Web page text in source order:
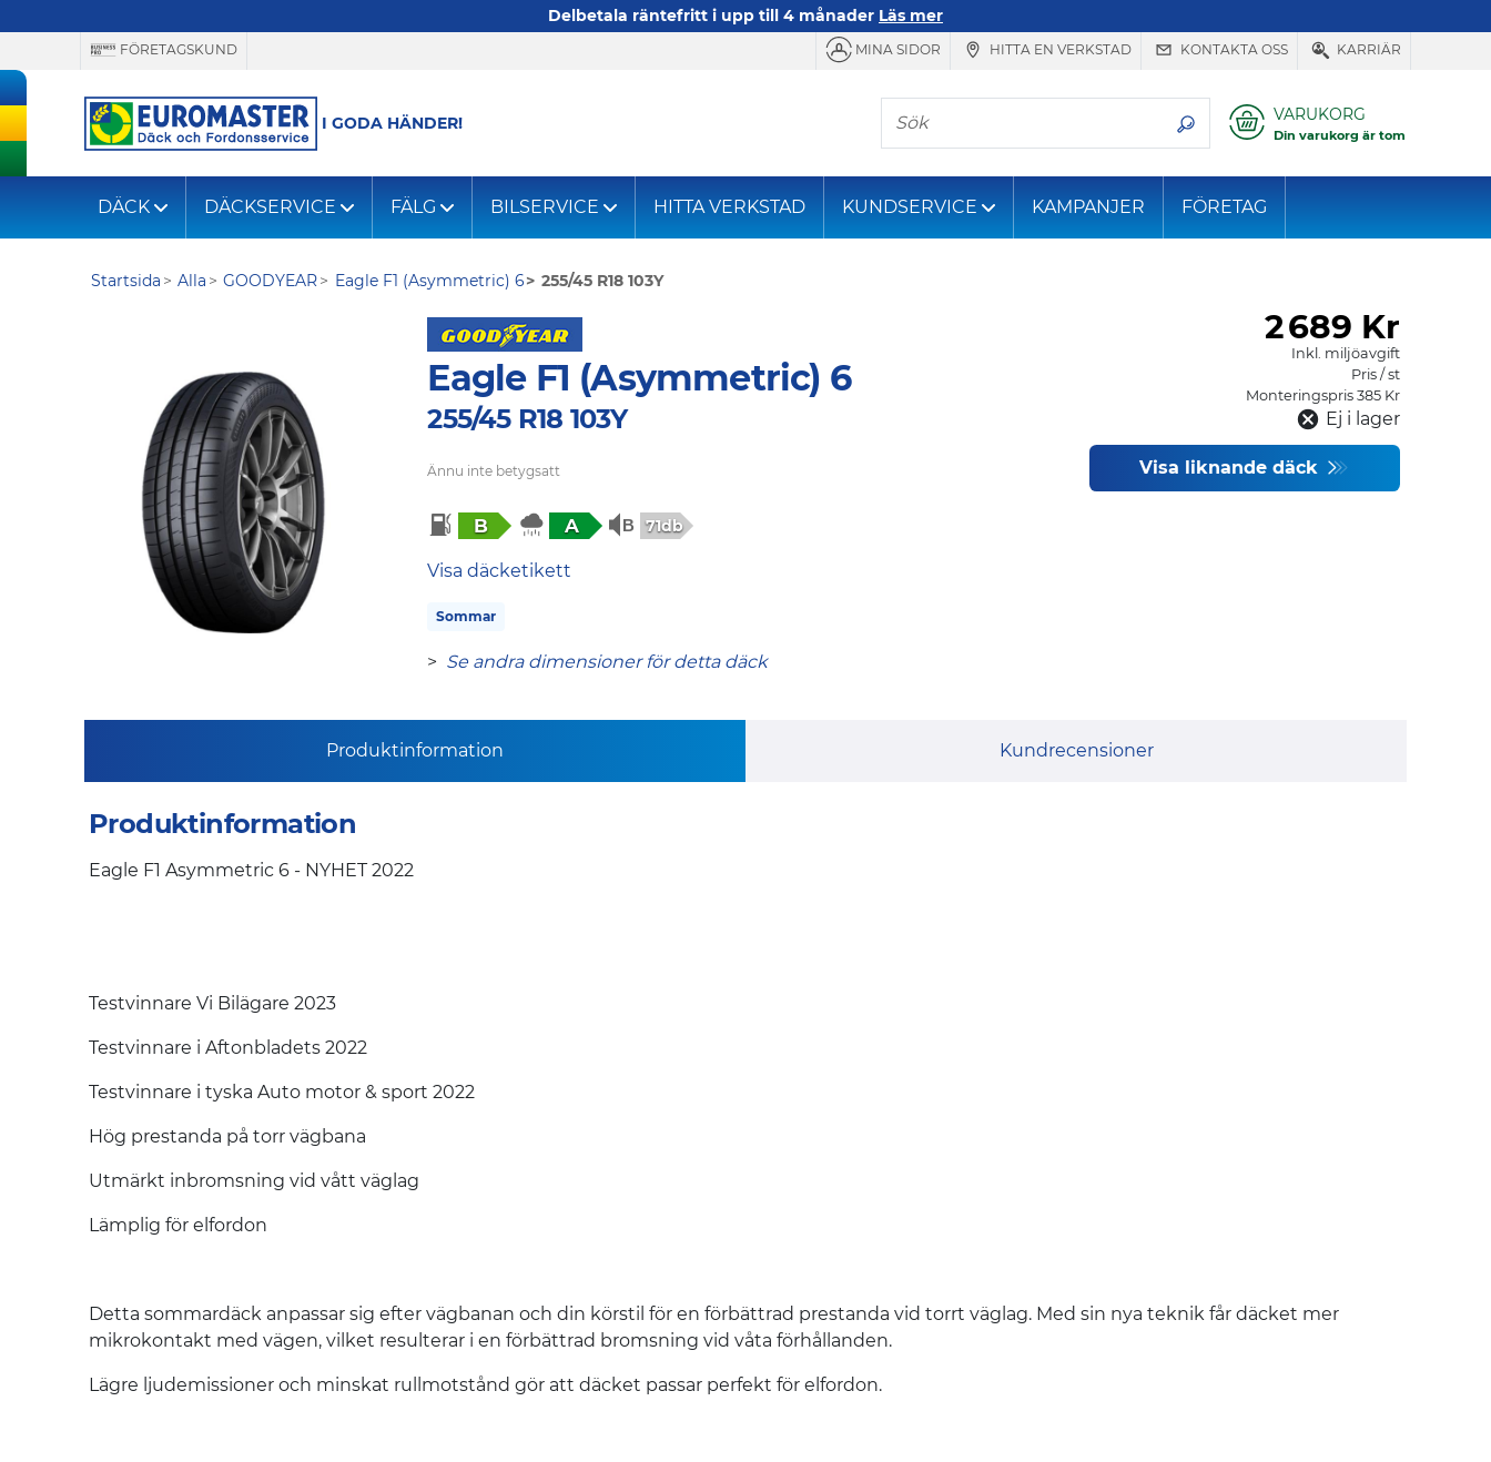
Delbetala räntefritt i upp till 4 månader Läs mer
FÖRETAGSKUND MINA SIDOR HITTA EN VERKSTAD KONTAKTA OSS KARRIÄR
I GODA HÄNDER!
Sök VARUKORG
Din varukorg är tom
DÄCK DÄCKSERVICE FÄLG BILSERVICE HITTA VERKSTAD KUNDSERVICE KAMPANJER FÖRETAG
Startsida Alla GOODYEAR Eagle F1 (Asymmetric) 6 255/45 R18 103Y
Eagle F1 (Asymmetric) 6
255/45 R18 103Y
Ännu inte betygsatt
B A 71db
Visa däcketikett
Sommar
> Se andra dimensioner för detta däck
2689 Kr
Inkl. miljöavgift
Pris / st
Monteringspris 385 Kr
Ej i lager
Visa liknande däck
Produktinformation Kundrecensioner
Produktinformation
Eagle F1 Asymmetric 6 - NYHET 2022
Testvinnare Vi Bilägare 2023
Testvinnare i Aftonbladets 2022
Testvinnare i tyska Auto motor & sport 2022
Hög prestanda på torr vägbana
Utmärkt inbromsning vid vått väglag
Lämplig för elfordon
Detta sommardäck anpassar sig efter vägbanan och din körstil för en förbättrad prestanda vid torrt väglag. Med sin nya teknik får däcket mer
mikrokontakt med vägen, vilket resulterar i en förbättrad bromsning vid våta förhållanden.
Lägre ljudemissioner och minskat rullmotstånd gör att däcket passar perfekt för elfordon.